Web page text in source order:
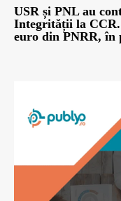
USR și PNL au
Integrității la
euro din PNRR, în